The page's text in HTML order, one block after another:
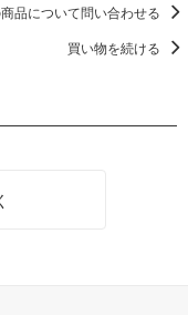
商品について問い合わせる
買い物を続ける